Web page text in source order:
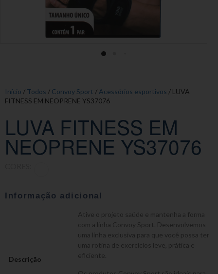
Início / Todos / Convoy Sport / Acessórios esportivos / LUVA
FITNESS EM NEOPRENE YS37076
LUVA FITNESS EM
NEOPRENE YS37076
Informação adicional
Descrição
Ative o projeto saúde e mantenha a forma
com a linha Convoy Sport. Desenvolvemos
uma linha exclusiva para que você possa ter
uma rotina de exercícios leve, prática e
eficiente.